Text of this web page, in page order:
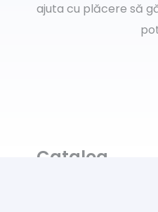
ajuta cu plăcere să
Catalog